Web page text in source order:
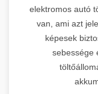
elektromos autó
van, ami azt
képesek
sebessége